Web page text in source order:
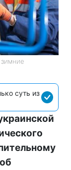
зимние
суть из